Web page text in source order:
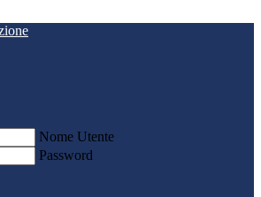
Nome Utente
Password